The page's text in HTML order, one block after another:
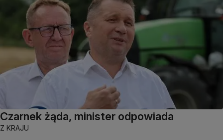
Czarnek żąda, minister odpowiada
Z KRAJU